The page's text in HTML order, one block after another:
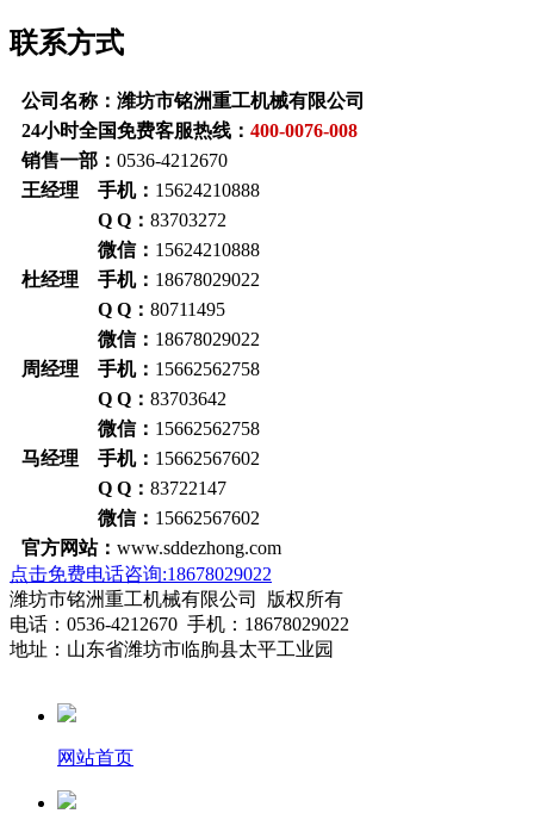
联系方式
公司名称：潍坊市铭洲重工机械有限公司
24小时全国免费客服热线： 400-0076-008
销售一部： 0536-4212670
王经理 手机： 15624210888
Q Q： 83703272
微信： 15624210888
杜经理 手机： 18678029022
Q Q： 80711495
微信： 18678029022
周经理 手机： 15662562758
Q Q： 83703642
微信： 15662562758
马经理 手机： 15662567602
Q Q： 83722147
微信： 15662567602
官方网站： www.sddezhong.com
点击免费电话咨询:18678029022
潍坊市铭洲重工机械有限公司 版权所有
电话：0536-4212670 手机：18678029022
地址：山东省潍坊市临朐县太平工业园
网站首页